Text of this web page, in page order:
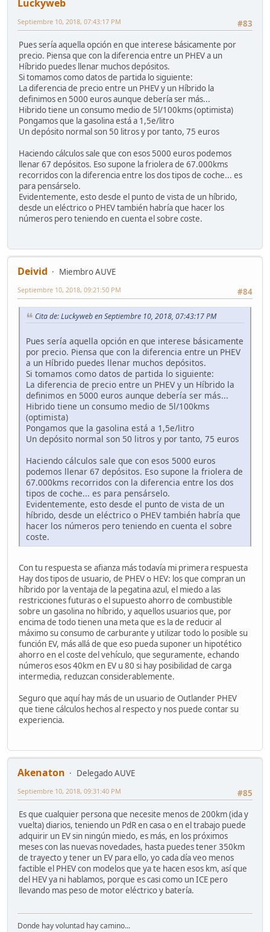
Luckyweb
#83
Septiembre 10, 2018, 07:43:17 PM
Pues sería aquella opción en que interese básicamente por
precio. Piensa que con la diferencia entre un PHEV a un
Híbrido puedes llenar muchos depósitos.
Si tomamos como datos de partida lo siguiente:
La diferencia de precio entre un PHEV y un Híbrido la
definimos en 5000 euros aunque debería ser más...
Hibrido tiene un consumo medio de 5l/100kms (optimista)
Pongamos que la gasolina está a 1,5e/litro
Un depósito normal son 50 litros y por tanto, 75 euros
Haciendo cálculos sale que con esos 5000 euros podemos
llenar 67 depósitos. Eso supone la friolera de 67.000kms
recorridos con la diferencia entre los dos tipos de coche... es
para pensárselo.
Evidentemente, esto desde el punto de vista de un híbrido,
desde un eléctrico o PHEV también habría que hacer los
números pero teniendo en cuenta el sobre coste.
Deivid
Miembro AUVE
#84
Septiembre 10, 2018, 09:21:50 PM
Cita de: Luckyweb en Septiembre 10, 2018, 07:43:17 PM
Pues sería aquella opción en que interese básicamente
por precio. Piensa que con la diferencia entre un PHEV
a un Híbrido puedes llenar muchos depósitos.
Si tomamos como datos de partida lo siguiente:
La diferencia de precio entre un PHEV y un Híbrido la
definimos en 5000 euros aunque debería ser más...
Hibrido tiene un consumo medio de 5l/100kms
(optimista)
Pongamos que la gasolina está a 1,5e/litro
Un depósito normal son 50 litros y por tanto, 75 euros
Haciendo cálculos sale que con esos 5000 euros
podemos llenar 67 depósitos. Eso supone la friolera de
67.000kms recorridos con la diferencia entre los dos
tipos de coche... es para pensárselo.
Evidentemente, esto desde el punto de vista de un
híbrido, desde un eléctrico o PHEV también habría que
hacer los números pero teniendo en cuenta el sobre
coste.
Con tu respuesta se afianza más todavía mi primera respuesta
Hay dos tipos de usuario, de PHEV o HEV: los que compran un
híbrido por la ventaja de la pegatina azul, el miedo a las
restricciones futuras o el supuesto ahorro de combustible
sobre un gasolina no híbrido, y aquellos usuarios que, por
encima de todo tienen una meta que es la de reducir al
máximo su consumo de carburante y utilizar todo lo posible su
función EV, más allá de que eso pueda suponer un hipotético
ahorro en el coste del vehículo, que seguramente, echando
números esos 40km en EV u 80 si hay posibilidad de carga
intermedia, reduzcan considerablemente.
Seguro que aquí hay más de un usuario de Outlander PHEV
que tiene cálculos hechos al respecto y nos puede contar su
experiencia.
Akenaton
Delegado AUVE
#85
Septiembre 10, 2018, 09:31:40 PM
Es que cualquier persona que necesite menos de 200km (ida y
vuelta) diarios, teniendo un PdR en casa o en el trabajo puede
adquirir un EV sin ningún miedo, es más, en los próximos
meses con las nuevas novedades, hasta puedes tener 350km
de trayecto y tener un EV para ello, yo cada día veo menos
factible el PHEV con modelos que ya te hacen esos km, así que
del HEV ya ni hablamos, porque es casi como un ICE pero
llevando mas peso de motor eléctrico y batería.
Donde hay voluntad hay camino...